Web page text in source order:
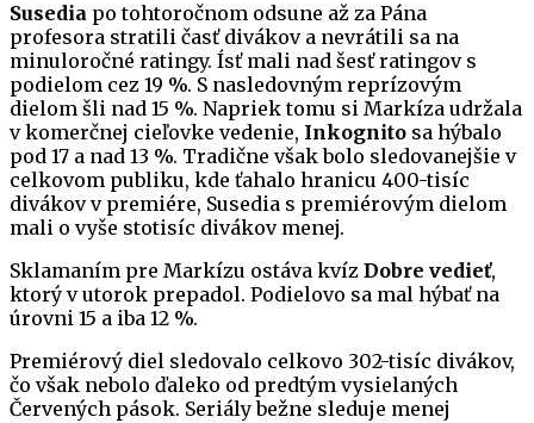
Susedia po tohtoročnom odsune až za Pána
profesora stratili časť divákov a nevrátili sa na
minuloročné ratingy. Ísť mali nad šesť ratingov s
podielom cez 19 %. S nasledovným reprízovým
dielom šli nad 15 %. Napriek tomu si Markíza udržala
v komerčnej cieľovke vedenie, Inkognito sa hýbalo
pod 17 a nad 13 %. Tradične však bolo sledovanejšie v
celkovom publiku, kde ťahalo hranicu 400-tisíc
divákov v premiére, Susedia s premiérovým dielom
mali o vyše stotisíc divákov menej.
Sklamaním pre Markízu ostáva kvíz Dobre vedieť,
ktorý v utorok prepadol. Podielovo sa mal hýbať na
úrovni 15 a iba 12 %.
Premiérový diel sledovalo celkovo 302-tisíc divákov,
čo však nebolo ďaleko od predtým vysielaných
Červených pások. Seriály bežne sleduje menej